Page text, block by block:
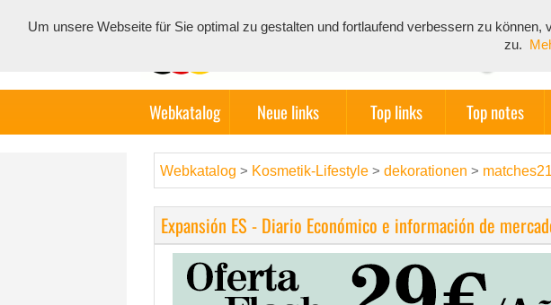
Webkatalog Neue links Top links Top notes
Webkatalog > Kosmetik-Lifestyle > dekorationen >
Expansión ES - Diario Económico e información de
Um unsere Webseite für Sie optimal zu gestalten und fortlaufend verbessern zu
zu.